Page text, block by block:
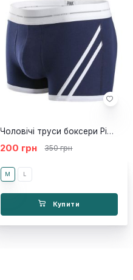
Чоловічі труси боксери Pink Hero New
200 грн 350 грн
M L
Купити